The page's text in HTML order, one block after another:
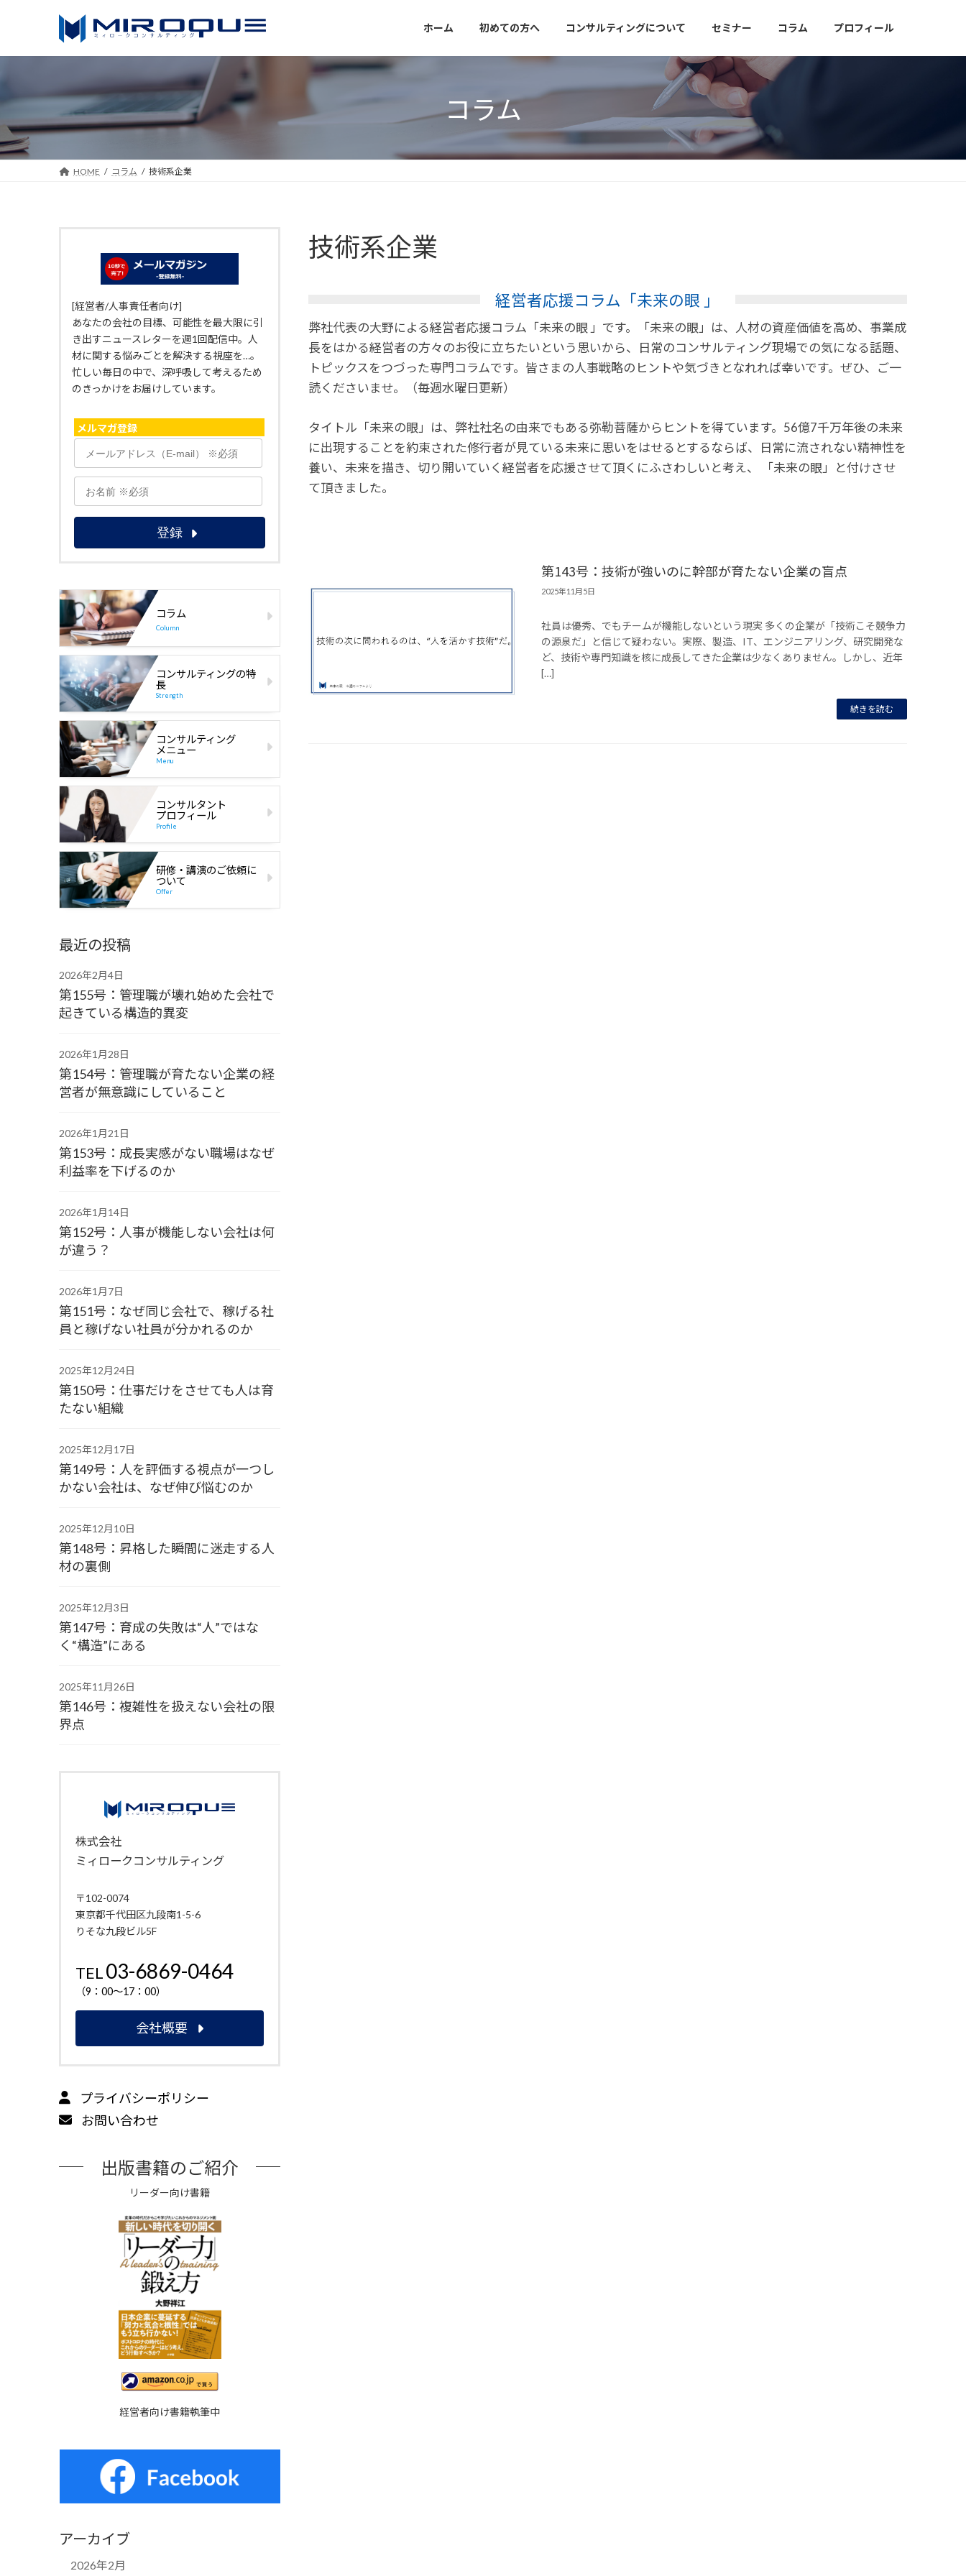
へ
ス
キ
ッ
ョ
ン
に
移
ホーム 初めての方へ コンサルティングについて セミナー コラム プロフィール
コラム
HOME コラム 技術系企業
技術系企業
経営者応援コラム「未来の眼 」
弊社代表の大野による経営者応援コラム「未来の眼 」です。「未来の眼」は、人材の資産価値を高め、事業成
長をはかる経営者の方々のお役に立ちたいという思いから、日常のコンサルティング現場での気になる話題、
トピックスをつづった専門コラムです。皆さまの人事戦略のヒントや気づきとなれれば幸いです。ぜひ、ご一
読くださいませ。（毎週水曜日更新）
タイトル「未来の眼」は、弊社社名の由来でもある弥勒菩薩からヒントを得ています。56億7千万年後の未来
に出現することを約束された修行者が見ている未来に思いをはせるとするならば、日常に流されない精神性を
養い、未来を描き、切り開いていく経営者を応援させて頂くにふさわしいと考え、 「未来の眼」と付けさせ
て頂きました。
第143号：技術が強いのに幹部が育たない企業の盲点
2025年11月5日
社員は優秀、でもチームが機能しないという現実 多くの企業が「技術こそ競争力
の源泉だ」と信じて疑わない。実際、製造、IT、エンジニアリング、研究開発な
ど、技術や専門知識を核に成長してきた企業は少なくありません。しかし、近年
[…]
続きを読む
[経営者/人事責任者向け]
あなたの会社の目標、可能性を最大限に引
き出すニュースレターを週1回配信中。人
材に関する悩みごとを解決する視座を…。
忙しい毎日の中で、深呼吸して考えるため
のきっかけをお届けしています。
メルマガ登録
コラム
Column
コンサルティングの特
長
Strength
コンサルティング
メニュー
Menu
コンサルタント
プロフィール
Profile
研修・講演のご依頼に
ついて
Offer
最近の投稿
2026年2月4日
第155号：管理職が壊れ始めた会社で
起きている構造的異変
2026年1月28日
第154号：管理職が育たない企業の経
営者が無意識にしていること
2026年1月21日
第153号：成長実感がない職場はなぜ
利益率を下げるのか
2026年1月14日
第152号：人事が機能しない会社は何
が違う？
2026年1月7日
第151号：なぜ同じ会社で、稼げる社
員と稼げない社員が分かれるのか
2025年12月24日
第150号：仕事だけをさせても人は育
たない組織
2025年12月17日
第149号：人を評価する視点が一つし
かない会社は、なぜ伸び悩むのか
2025年12月10日
第148号：昇格した瞬間に迷走する人
材の裏側
2025年12月3日
第147号：育成の失敗は“人”ではな
く“構造”にある
2025年11月26日
第146号：複雑性を扱えない会社の限
界点
株式会社
ミィロークコンサルティング
〒102-0074
東京都千代田区九段南1-5-6
りそな九段ビル5F
TEL03-6869-0464
（9：00～17：00）
会社概要
プライバシーポリシー
お問い合わせ
出版書籍のご紹介
リーダー向け書籍
経営者向け書籍執筆中
アーカイブ
2026年2月